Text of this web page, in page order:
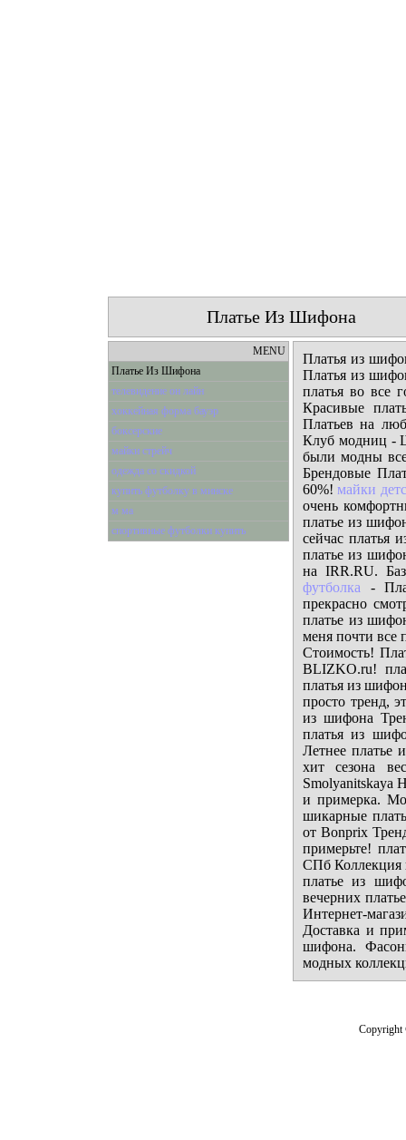
Платье Из Шифона
MENU
Платье Из Шифона
телевидение он лайн
хоккейная форма бауэр
боксерские
майки стрейч
одежда со скидкой
купить футболку в минске
м ма
спортивные футболки купить
Платья из
Платья из
платья во все
Красивые
Платьев на
Клуб модниц -
были модны
Брендовые
60%! майки
очень
платье из
сейчас платья
платье из
на IRR.RU.
футболка -
прекрасно
платье из
меня почти все
Стоимость!
BLIZKO.ru!
платья из
просто тренд,
из шифона
платья из
Летнее платье
хит сезона
Smolyanitskaya
и примерка.
шикарные
от Bonprix
примерьте!
СПб Коллекция
платье из
вечерних
Интернет-
Доставка и
шифона.
модных
Copyright